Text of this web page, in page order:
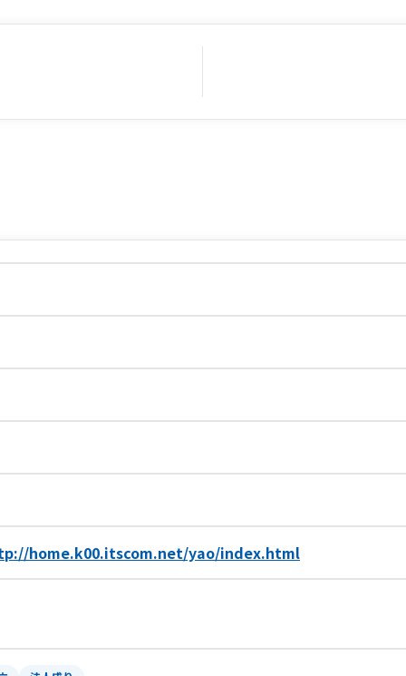
home.k00.itscom.net/yao/index.html